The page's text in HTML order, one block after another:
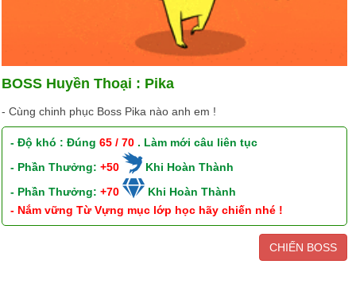
BOSS Huyền Thoại : Pika
- Cùng chinh phục Boss Pika nào anh em !
- Độ khó : Đúng65 / 70 . Làm mới câu liên tục
- Phần Thưởng:+50
Khi Hoàn Thành
- Phần Thưởng:+70
Khi Hoàn Thành
- Nắm vững Từ Vựng mục lớp học hãy chiến nhé !
CHIẾN BOSS